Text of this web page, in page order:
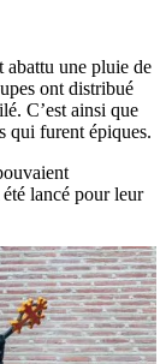
abattu une pluie de
ont distribué
C’est ainsi que
qui furent épiques.
lancé pour leur